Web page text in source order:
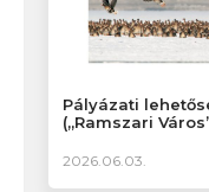
Pályázati
(„Ramszari
2026.06.03.